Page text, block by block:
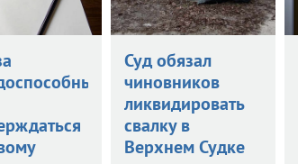
Суд обязал
чиновников
ликвидировать
свалку в
Верхнем Судке